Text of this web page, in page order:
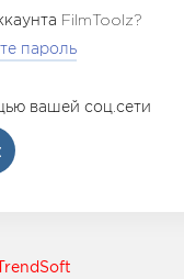
FilmToolz?
пароль
вашей соц.сети